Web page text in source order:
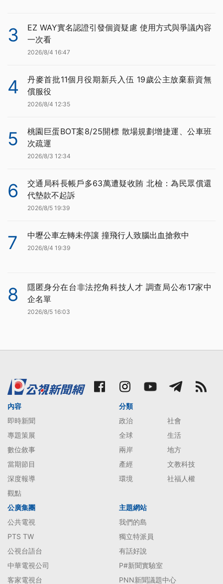
3
EZ WAY實名認證引發個資疑慮 使用方式與爭議內容
一次看
2026/8/4 16:47
4
丹麥首批11個月役期新兵入伍 19歲公主放棄薪資無
償服役
2026/8/4 12:35
5
桃園巨蛋BOT案8/25開標 散場規劃增捷運、公車班
次疏運
2026/8/3 12:34
6
交通局科長帳戶多63萬遭疑收賄 北檢：為民眾償還
代墊款不起訴
2026/8/5 19:39
7 中壢公車左轉未停讓 撞飛行人致腦出血搶救中
2026/8/4 19:39
8
隱匿身分在台非法挖角科技人才 調查局公布17家中
企名單
2026/8/5 16:03
內容
即時新聞
專題策展
數位敘事
當期節目
深度報導
觀點
分類
政治
社會
全球
生活
兩岸
地方
產經
文教科技
環境
社福人權
公廣集團
公共電視
PTS TW
公視台語台
中華電視公司
客家電視台
主題網站
我們的島
獨立特派員
有話好說
P#新聞實驗室
PNN新聞議題中心